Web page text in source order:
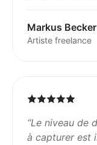
Markus Becker
Artiste freelance
“Le niveau de
à capturer est